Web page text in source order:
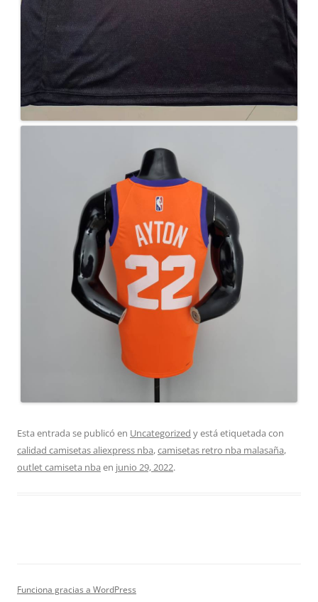
Esta entrada se publicó en Uncategorized y está etiquetada con
calidad camisetas aliexpress nba,camisetas retro nba malasaña,
outlet camiseta nba en junio 29, 2022.
Funciona gracias a WordPress